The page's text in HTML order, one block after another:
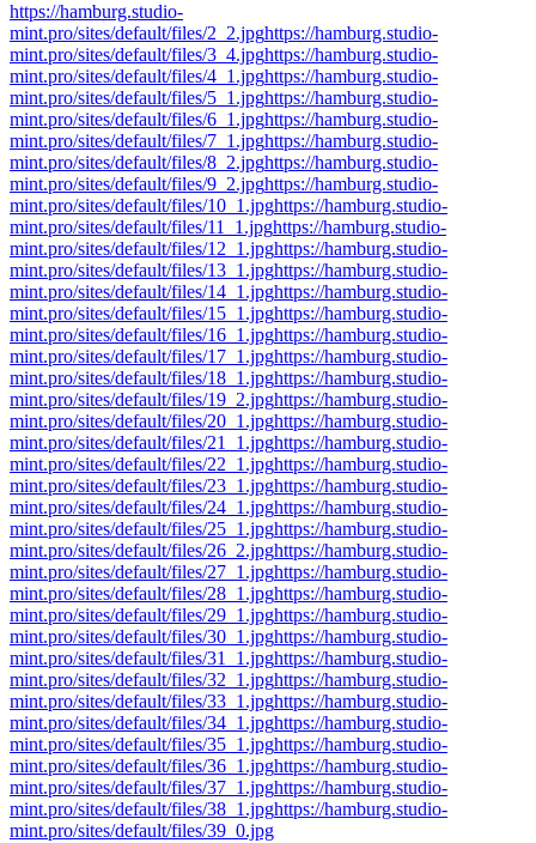
https://hamburg.studio-
mint.pro/sites/default/files/2_2.jpghttps://hamburg.studio-
mint.pro/sites/default/files/3_4.jpghttps://hamburg.studio-
mint.pro/sites/default/files/4_1.jpghttps://hamburg.studio-
mint.pro/sites/default/files/5_1.jpghttps://hamburg.studio-
mint.pro/sites/default/files/6_1.jpghttps://hamburg.studio-
mint.pro/sites/default/files/7_1.jpghttps://hamburg.studio-
mint.pro/sites/default/files/8_2.jpghttps://hamburg.studio-
mint.pro/sites/default/files/9_2.jpghttps://hamburg.studio-
mint.pro/sites/default/files/10_1.jpghttps://hamburg.studio-
mint.pro/sites/default/files/11_1.jpghttps://hamburg.studio-
mint.pro/sites/default/files/12_1.jpghttps://hamburg.studio-
mint.pro/sites/default/files/13_1.jpghttps://hamburg.studio-
mint.pro/sites/default/files/14_1.jpghttps://hamburg.studio-
mint.pro/sites/default/files/15_1.jpghttps://hamburg.studio-
mint.pro/sites/default/files/16_1.jpghttps://hamburg.studio-
mint.pro/sites/default/files/17_1.jpghttps://hamburg.studio-
mint.pro/sites/default/files/18_1.jpghttps://hamburg.studio-
mint.pro/sites/default/files/19_2.jpghttps://hamburg.studio-
mint.pro/sites/default/files/20_1.jpghttps://hamburg.studio-
mint.pro/sites/default/files/21_1.jpghttps://hamburg.studio-
mint.pro/sites/default/files/22_1.jpghttps://hamburg.studio-
mint.pro/sites/default/files/23_1.jpghttps://hamburg.studio-
mint.pro/sites/default/files/24_1.jpghttps://hamburg.studio-
mint.pro/sites/default/files/25_1.jpghttps://hamburg.studio-
mint.pro/sites/default/files/26_2.jpghttps://hamburg.studio-
mint.pro/sites/default/files/27_1.jpghttps://hamburg.studio-
mint.pro/sites/default/files/28_1.jpghttps://hamburg.studio-
mint.pro/sites/default/files/29_1.jpghttps://hamburg.studio-
mint.pro/sites/default/files/30_1.jpghttps://hamburg.studio-
mint.pro/sites/default/files/31_1.jpghttps://hamburg.studio-
mint.pro/sites/default/files/32_1.jpghttps://hamburg.studio-
mint.pro/sites/default/files/33_1.jpghttps://hamburg.studio-
mint.pro/sites/default/files/34_1.jpghttps://hamburg.studio-
mint.pro/sites/default/files/35_1.jpghttps://hamburg.studio-
mint.pro/sites/default/files/36_1.jpghttps://hamburg.studio-
mint.pro/sites/default/files/37_1.jpghttps://hamburg.studio-
mint.pro/sites/default/files/38_1.jpghttps://hamburg.studio-
mint.pro/sites/default/files/39_0.jpg